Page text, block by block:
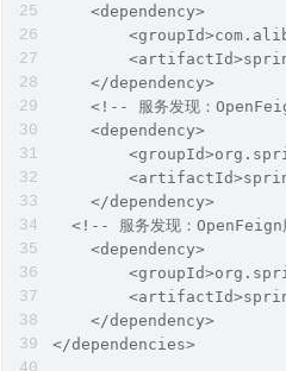
    <dependency>
    </dependency>
<!-- 服务发现：
    <dependency>
    </dependency>
<!-- 服务发现：OpenFeign
    <dependency>
    </dependency>
</dependencies>